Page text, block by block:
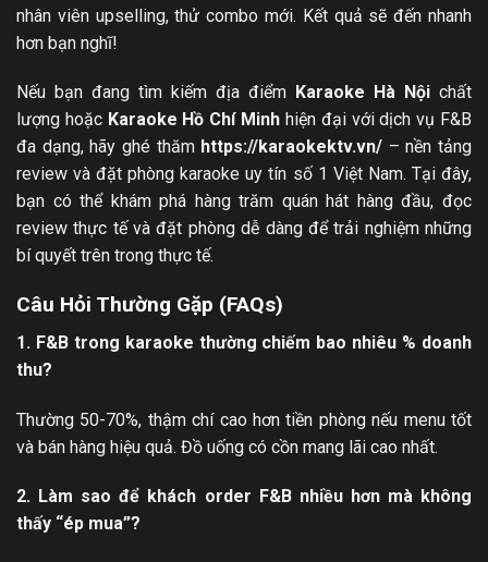
nhân viên upselling, thử combo mới. Kết quả sẽ đến nhanh
hơn bạn nghĩ!
Nếu bạn đang tìm kiếm địa điểm Karaoke Hà Nội chất
lượng hoặc Karaoke Hồ Chí Minh hiện đại với dịch vụ F&B
đa dạng, hãy ghé thăm https://karaokektv.vn/ – nền tảng
review và đặt phòng karaoke uy tín số 1 Việt Nam. Tại đây,
bạn có thể khám phá hàng trăm quán hát hàng đầu, đọc
review thực tế và đặt phòng dễ dàng để trải nghiệm những
bí quyết trên trong thực tế.
Câu Hỏi Thường Gặp (FAQs)
1. F&B trong karaoke thường chiếm bao nhiêu % doanh
thu?
Thường 50-70%, thậm chí cao hơn tiền phòng nếu menu tốt
và bán hàng hiệu quả. Đồ uống có cồn mang lãi cao nhất.
2. Làm sao để khách order F&B nhiều hơn mà không
thấy “ép mua”?